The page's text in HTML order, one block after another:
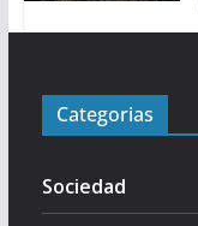
Categorias
Sociedad